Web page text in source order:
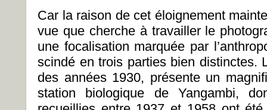
Car la raison de cet éloignement
vue que cherche à travailler le
une focalisation marquée par
scindé en trois parties bien distinctes.
des années 1930, présente un
station biologique de Yangambi,